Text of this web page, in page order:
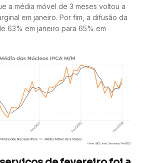
a média móvel de 3 meses voltou a
em janeiro. Por fim, a difusão da
63% em janeiro para 65% em